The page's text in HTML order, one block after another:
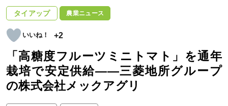
タイアップ 農業ニュース
+2
「高糖度フルーツミニトマト」を通年
栽培で安定供給――三菱地所グループ
の株式会社メックアグリ